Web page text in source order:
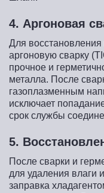
4. Аргоновая
Для восстановления
аргоновую сварку
прочное и
металла. После
газоплазменным
исключает
срок службы
5.
После сварки и
для удаления влаги
заправка